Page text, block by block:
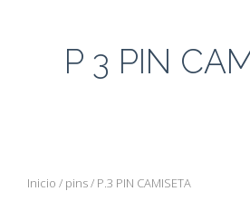
P 3 PIN
Inicio / pins/ P.3 PIN CAMISETA